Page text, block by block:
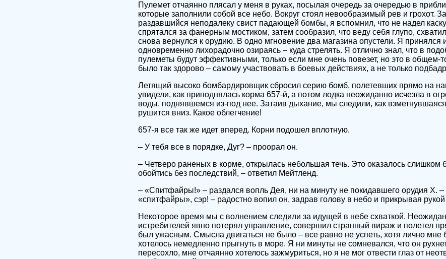
Пулемет отчаянно плясал у меня в руках, посылая очередь за очередью в
которые заполнили собой все небо. Вокруг стоял невообразимый рев и грохот.
раздавшийся неподалеку свист падающей бомбы, я вспомнил, что не надел
спрятался за фанерным мостиком, затем сообразил, что веду себя глупо,
снова вернулся к орудию. В одно мгновение два магазина опустели. Я принялся
одновременно лихорадочно озираясь – куда стрелять. Я отлично знал, что в
пулеметы будут эффективными, только если мне очень повезет, но это в общем-
было так здорово – самому участвовать в боевых действиях, а не только
Летящий высоко бомбардировщик сбросил серию бомб, полетевших прямо на
увидели, как приподнялась корма 657-й, а потом лодка неожиданно исчезла в
воды, поднявшемся из-под нее. Затаив дыхание, мы следили, как
рушится вниз. Какое облегчение!
657-я все так же идет вперед. Корни подошел вплотную.
– У тебя все в порядке, Дуг? – проорал он.
– Четверо раненых в корме, открылась небольшая течь. Это оказалось слишком
обойтись без последствий, – ответил Мейтленд.
– «Спитфайры!» – раздался вопль Дея, ни на минуту не покидавшего орудия Х. –
«спитфайры», сэр! – радостно вопил он, задрав голову в небо и прикрывая рукой
Некоторое время мы с волнением следили за идущей в небе схваткой.
истребителей явно потерял управление, совершил странный вираж и полетел
был ужасным. Смысла двигаться не было – все равно не успеть, хотя лично мне
хотелось немедленно прыгнуть в море. Я ни минуты не сомневался, что он
пересохло, мне отчаянно хотелось зажмуриться, но я не мог отвести глаз от